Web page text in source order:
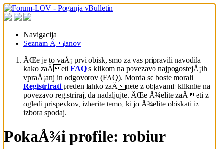
Navigacija
Seznam Älanov
ÄŒe je to vaÅ¡ prvi obisk, smo za vas pripravili navodila
kako zaÄeti FAQ s klikom na povezavo najpogostejÅ¡ih
vpraÅ¡anj in odgovorov (FAQ). Morda se boste morali
Registrirati preden lahko zaÄnete z objavami: kliknite na
povezavo registriraj, da nadaljujte. ÄŒe Å¾elite zaÄeti z
ogledi prispevkov, izberite temo, ki jo Å¾elite obiskati iz
izbora spodaj.
PokaÅ¾i profile: robiur